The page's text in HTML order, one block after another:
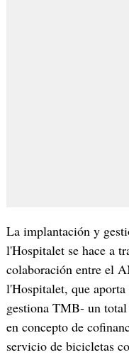
La implantación y
l'Hospitalet se hace a
colaboración entre el
l'Hospitalet, que
gestiona TMB- un
en concepto de
servicio de bicicletas